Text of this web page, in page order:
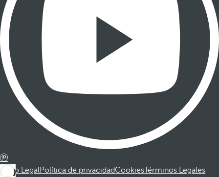
Aviso LegalPolítica de privacidadCookiesTérminos Legales